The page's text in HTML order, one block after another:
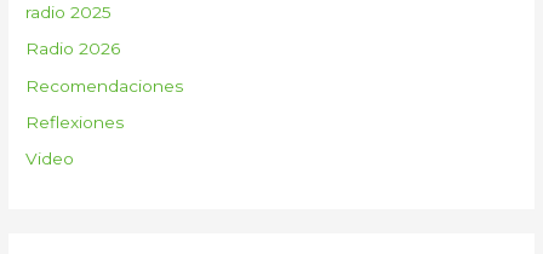
radio 2025
Radio 2026
Recomendaciones
Reflexiones
Video